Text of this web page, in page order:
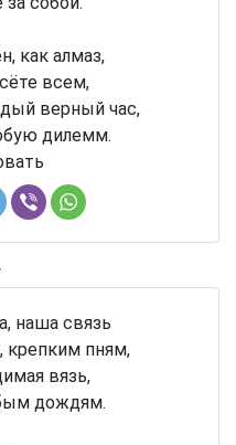
как алмаз,
всем,
верный час,
дилемм.
наша связь
пням,
вязь,
дождям.